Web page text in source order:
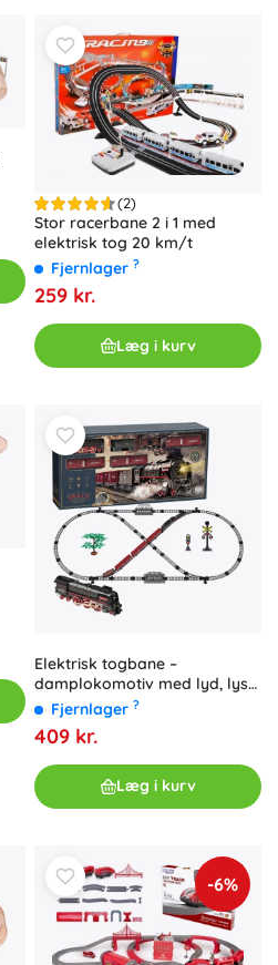
(2)
Stor racerbane 2 i 1 med
elektrisk tog 20 km/t
Fjernlager ?
259 kr.
Læg i kurv
Elektrisk togbane –
damplokomotiv med lyd, lys
og røg på batterier
Fjernlager ?
409 kr.
Læg i kurv
-6%